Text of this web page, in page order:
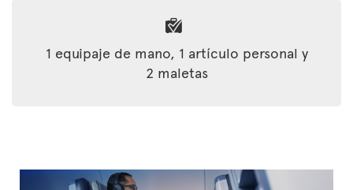
1 equipaje de mano, 1 artículo personal y
2 maletas